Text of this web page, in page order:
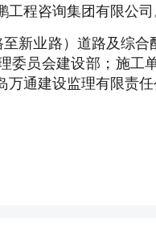
工程咨询集团有限公
新业路）道路及综
委员会建设部；施工
万通建设监理有限责